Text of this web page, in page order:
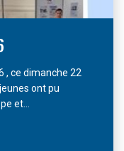
, ce dimanche 22
ont pu
et...